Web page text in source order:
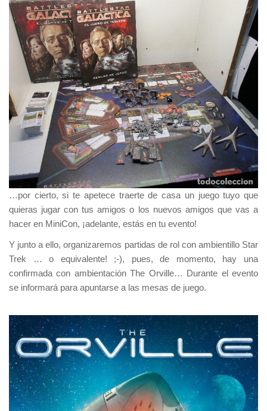
…por cierto, si te apetece traerte de casa un juego tuyo que
quieras jugar con tus amigos o los nuevos amigos que vas a
hacer en MiniCon, ¡adelante, estás en tu evento!
Y junto a ello, organizaremos partidas de rol con ambientillo Star
Trek … o equivalente! ;-), pues, de momento, hay una
confirmada con ambientaciónThe Orville… Durante el evento
se informará para apuntarse a las mesas de juego.